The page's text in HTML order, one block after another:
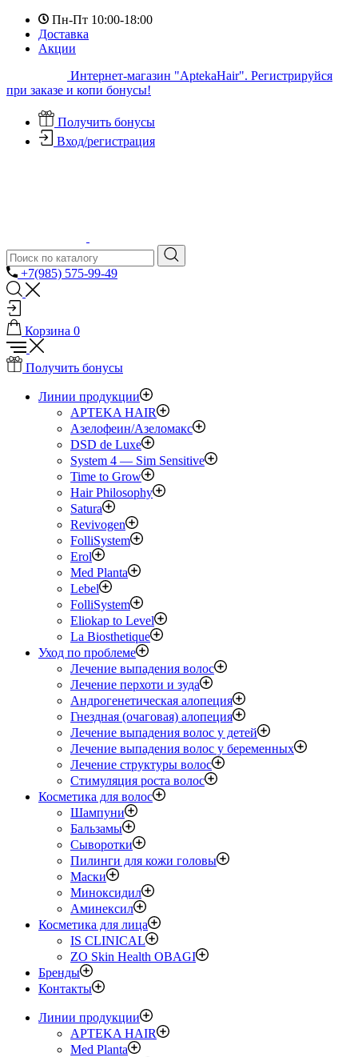
Пн-Пт 10:00-18:00
Доставка
Акции
Интернет-магазин "AptekaHair". Регистрируйся
при заказе и копи бонусы!
Получить бонусы
Вход/регистрация
+7(985) 575-99-49
Корзина 0
Получить бонусы
Линии продукции
APTEKA HAIR
Азелофеин/Aзеломакс
DSD de Luxe
System 4 — Sim Sensitive
Time to Grow
Hair Philosophy
Satura
Revivogen
FolliSystem
Erol
Med Planta
Lebel
FolliSystem
Eliokap to Level
La Biosthetique
Уход по проблеме
Лечение выпадения волос
Лечение перхоти и зуда
Андрогенетическая алопеция
Гнездная (очаговая) алопеция
Лечение выпадения волос у детей
Лечение выпадения волос у беременных
Лечение структуры волос
Стимуляция роста волос
Косметика для волос
Шампуни
Бальзамы
Сыворотки
Пилинги для кожи головы
Маски
Миноксидил
Аминексил
Косметика для лица
IS CLINICAL
ZO Skin Health OBAGI
Бренды
Контакты
Линии продукции
APTEKA HAIR
Med Planta